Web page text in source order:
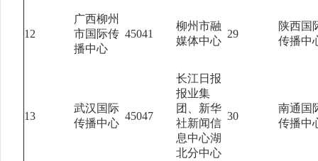
12
广西柳州
市国际传
播中心
45041
柳州市融
媒体中心
29
陕西国
传播
13
武汉国际
传播中心
45047
长江日报
报业集
团、新华
社新闻信
息中心湖
北分中心
30
南通国
传播中